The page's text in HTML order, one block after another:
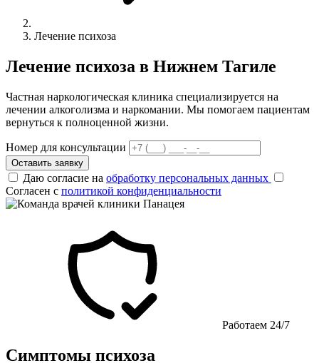
Лечение психоза
Лечение психоза в Нижнем Тагиле
Частная наркологическая клиника специализируется на
лечении алкоголизма и наркомании. Мы помогаем пациентам
вернуться к полноценной жизни.
Номер для консультации
Оставить заявку
Даю согласие на обработку персональных данных
Согласен с политикой конфиденциальности
Работаем 24/7
Симптомы психоза